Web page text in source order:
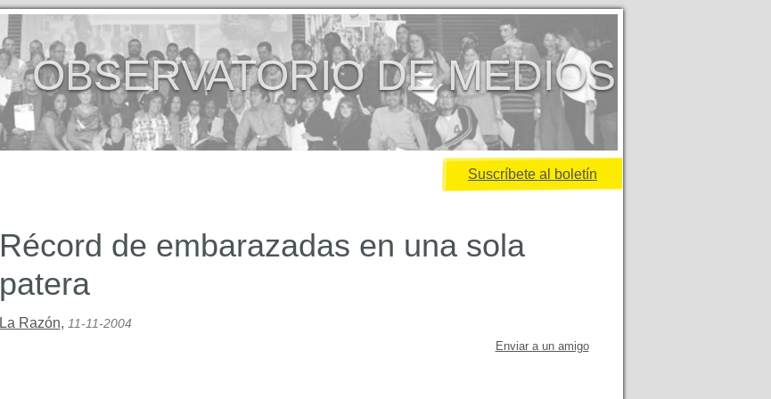
OBSERVATORIO DE MEDIOS
Suscríbete al boletín
Récord de embarazadas en una sola
patera
La Razón, 11-11-2004
Enviar a un amigo